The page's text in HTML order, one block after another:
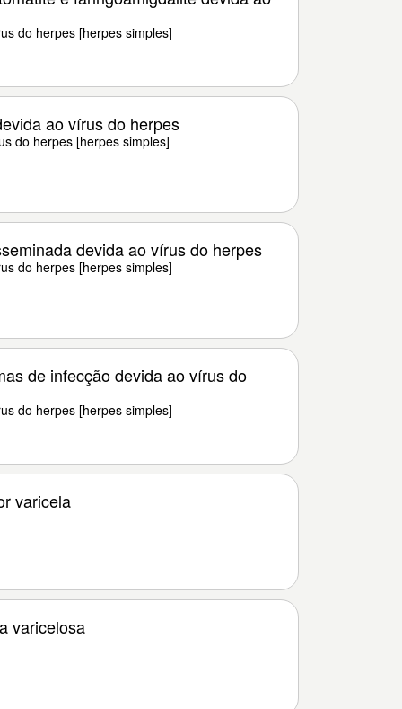
do herpes [herpes simples]
ao vírus do herpes
do herpes [herpes simples]
devida ao vírus do herpes
do herpes [herpes simples]
de infecção devida ao vírus do
do herpes [herpes simples]
varicela
varicelosa